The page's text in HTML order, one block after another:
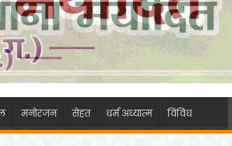
मनोरंजन सेहत धर्म अध्यात्म विविध